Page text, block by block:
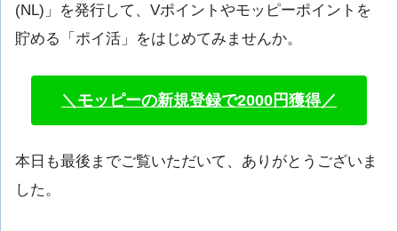
(NL)」を発行して、Vポイントやモッピーポイントを
貯める「ポイ活」をはじめてみませんか。
＼モッピーの新規登録で2000円獲得／
本日も最後までご覧いただいて、ありがとうございま
した。